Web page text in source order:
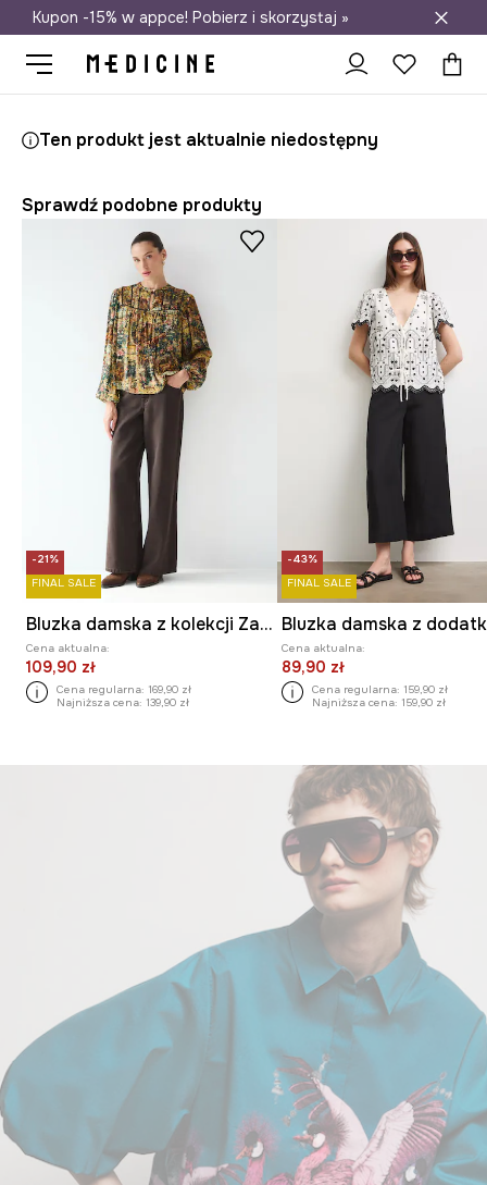
Darmowa dostawa do salonów
Kupon -15% w appce! Pobierz i skorzystaj »
Ten produkt jest aktualnie niedostępny
Sprawdź podobne produkty
-21%
FINAL SALE
Bluzka damska z kolekcji Zamek Królewski na Wawelu x Medicine
Cena aktualna:
109,90 zł
Cena regularna: 169,90 zł
Najniższa cena: 139,90 zł
-43%
FINAL SALE
Cena aktualna:
89,90 zł
Cena regularna: 159,90 zł
Najniższa cena: 159,90 zł